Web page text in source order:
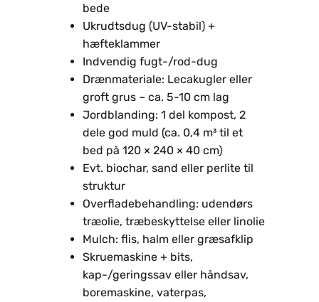
bede
Ukrudtsdug (UV-stabil) +
hæfteklammer
Indvendig fugt-/rod-dug
Drænmateriale: Lecakugler eller
groft grus – ca. 5-10 cm lag
Jordblanding: 1 del kompost, 2
dele god muld (ca. 0,4 m³ til et
bed på 120 × 240 × 40 cm)
Evt. biochar, sand eller perlite til
struktur
Overfladebehandling: udendørs
træolie, træbeskyttelse eller linolie
Mulch: flis, halm eller græsafklip
Skruemaskine + bits,
kap-/geringssav eller håndsav,
boremaskine, vaterpas,